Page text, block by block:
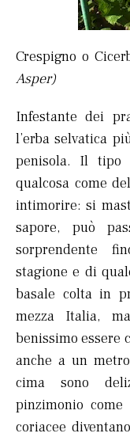
Crespigno o
Asper)
Infestante dei
l’erba selvatica
penisola. Il tipo
qualcosa come
intimorire: si
sapore, può
sorprendente
stagione e di
basale colta in
mezza Italia,
benissimo essere
anche a un
cima sono
pinzimonio
coriacee